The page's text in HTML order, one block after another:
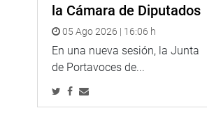
la Cámara de Diputados
05 Ago 2026 | 16:06 h
En una nueva sesión, la Junta
de Portavoces de...